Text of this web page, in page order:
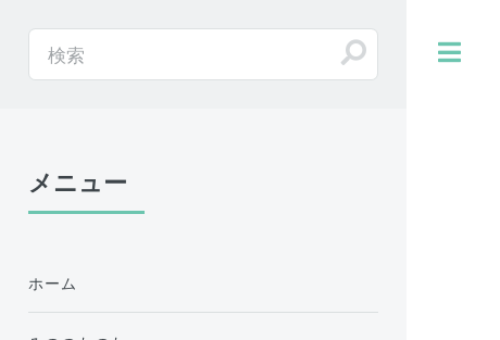
メニュー
ホーム